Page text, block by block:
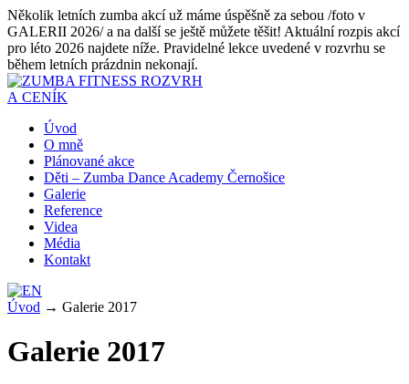
Několik letních zumba akcí už máme úspěšně za sebou /foto v
GALERII 2026/ a na další se ještě můžete těšit! Aktuální rozpis akcí
pro léto 2026 najdete níže. Pravidelné lekce uvedené v rozvrhu se
během letních prázdnin nekonají.
ROZVRH
A CENÍK
Úvod
O mně
Plánované akce
Děti – Zumba Dance Academy Černošice
Galerie
Reference
Videa
Média
Kontakt
Úvod → Galerie 2017
Galerie 2017